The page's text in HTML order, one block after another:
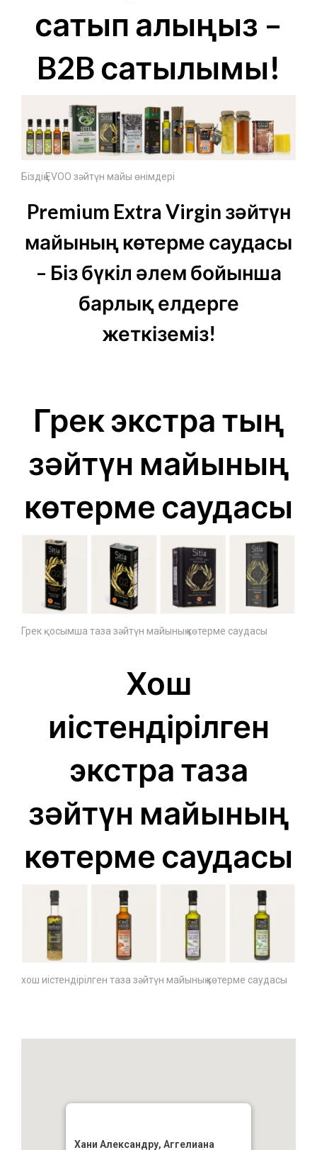
сатып алыңыз –
B2B сатылымы!
Біздің EVOO зәйтүн майы өнімдері
Premium Extra Virgin зәйтүн
майының көтерме саудасы
– Біз бүкіл әлем бойынша
барлық елдерге
жеткіземіз!
Грек экстра тың
зәйтүн майының
көтерме саудасы
Грек қосымша таза зәйтүн майының көтерме саудасы
Хош
иістендірілген
экстра таза
зәйтүн майының
көтерме саудасы
хош иістендірілген таза зәйтүн майының көтерме саудасы
Хани Александру, Аггелиана